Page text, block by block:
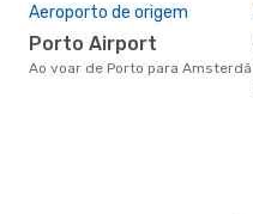
Aeroporto de origem
Porto Airport
Ao voar de Porto para Amsterdã